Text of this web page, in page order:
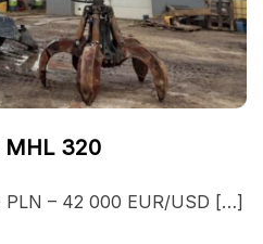
MHL 320
PLN – 42 000 EUR/USD […]